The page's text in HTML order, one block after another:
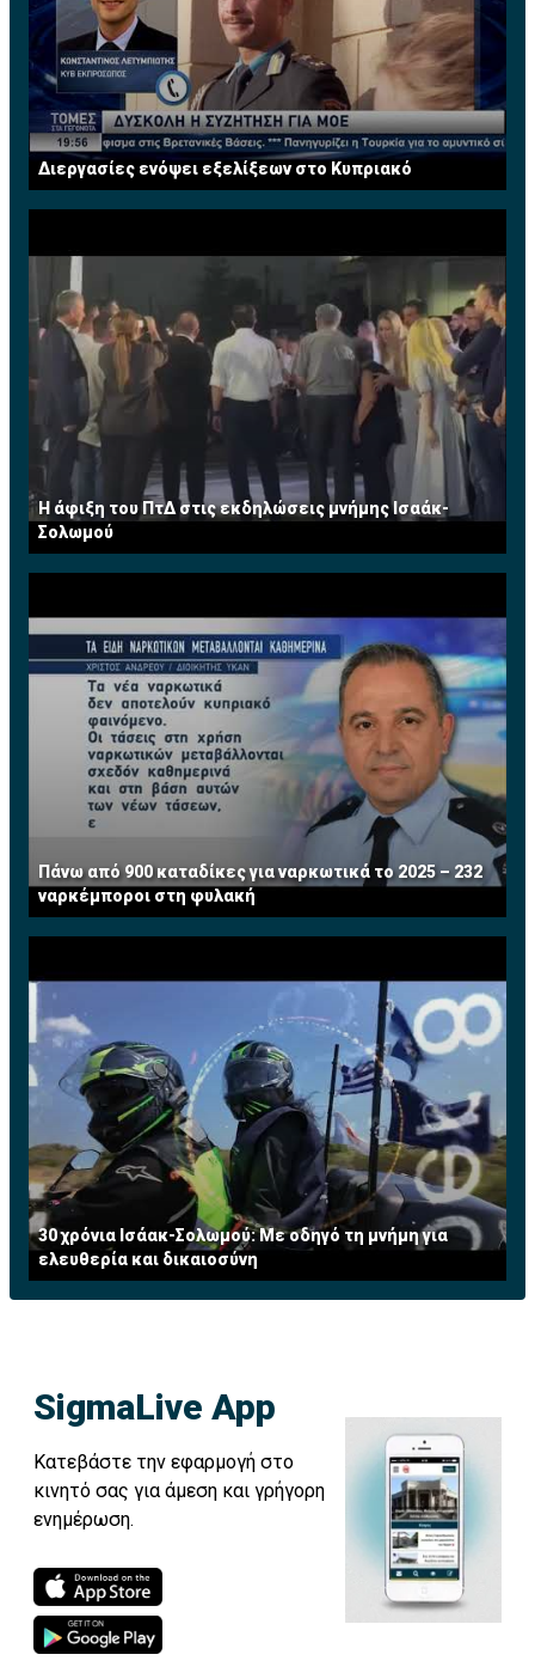
Διεργασίες ενόψει εξελίξεων στο Κυπριακό
Η άφιξη του ΠτΔ στις εκδηλώσεις μνήμης Ισαάκ-
Σολωμού
Πάνω από 900 καταδίκες για ναρκωτικά το 2025 – 232
ναρκέμποροι στη φυλακή
30 χρόνια Ισάακ-Σολωμού: Με οδηγό τη μνήμη για
ελευθερία και δικαιοσύνη
SigmaLive App
Κατεβάστε την εφαρμογή στο
κινητό σας για άμεση και γρήγορη
ενημέρωση.